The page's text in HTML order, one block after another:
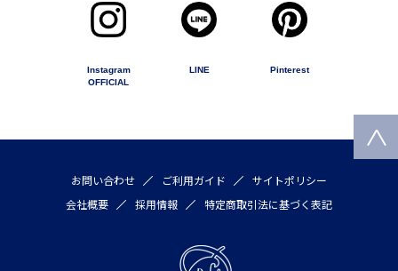
Instagram
OFFICIAL
LINE Pinterest
お問い合わせ ご利用ガイド
サイトポリシー
会社概要
採用情報 特定商取引法に基づく表記